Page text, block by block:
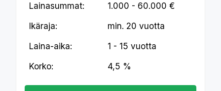
Lainasummat: 1.000 - 60.000 €
Ikäraja: min. 20 vuotta
Laina-aika: 1 - 15 vuotta
Korko: 4,5 %